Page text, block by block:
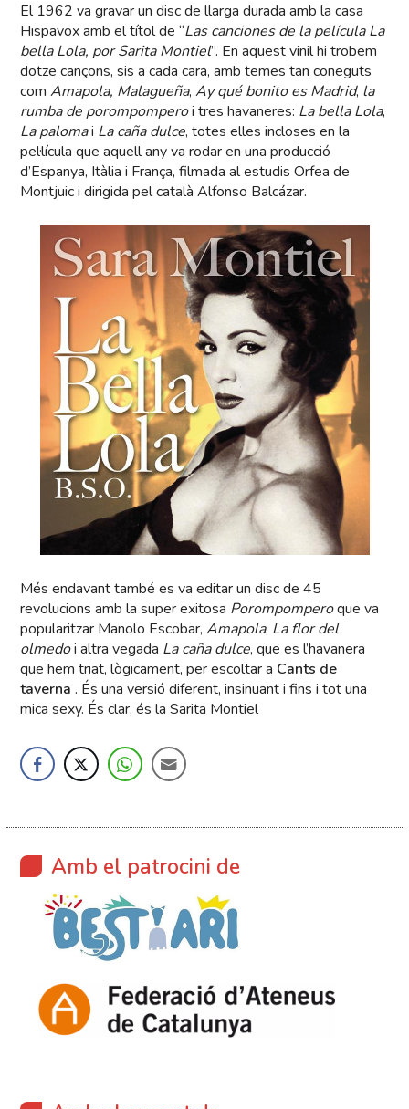
El 1962 va gravar un disc de llarga durada amb la casa
Hispavox amb el títol de “Las canciones de la película La
bella Lola, por Sarita Montiel”. En aquest vinil hi trobem
dotze cançons, sis a cada cara, amb temes tan coneguts
comAmapola, Malagueña,Ay qué bonito es Madrid, la
rumba de porompomperoi tres havaneres: La bella Lola,
La palomai La caña dulce, totes elles incloses en la
pel·lícula que aquell any va rodar en una producció
d’Espanya, Itàlia i França, filmada al estudis Orfea de
Montjuic i dirigida pel català Alfonso Balcázar.
Més endavant també es va editar un disc de 45
revolucions amb la super exitosa Porompomperoque va
popularitzar Manolo Escobar,Amapola, La flor del
olmedoi altra vegada La caña dulce, que es l’havanera
que hem triat, lògicament, per escoltar a Cants de
taverna. És una versió diferent, insinuant i fins i tot una
mica sexy. És clar, és la Sarita Montiel
Amb el patrocini de